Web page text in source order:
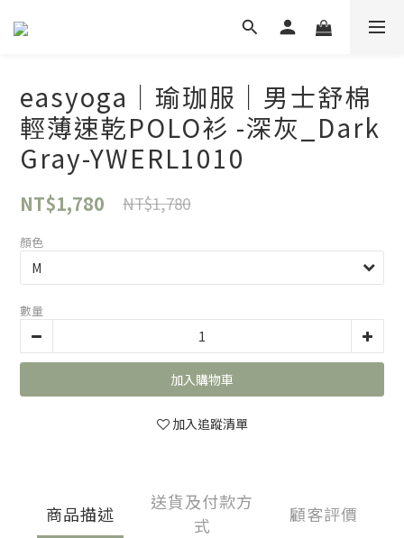
easyoga｜瑜珈服｜男士舒棉
輕薄速乾POLO衫 -深灰_Dark
Gray-YWERL1010
NT$1,780 NT$1,780
顏色
數量
加入購物車
加入追蹤清單
商品描述
送貨及付款方
式
顧客評價